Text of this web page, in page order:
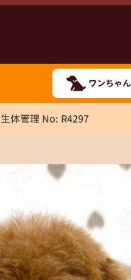
ワンちゃん
生体管理 No: R4297